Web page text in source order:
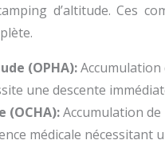
d’altitude. Ces
(OPHA):
une descente
(OCHA):Accumulation
médicale